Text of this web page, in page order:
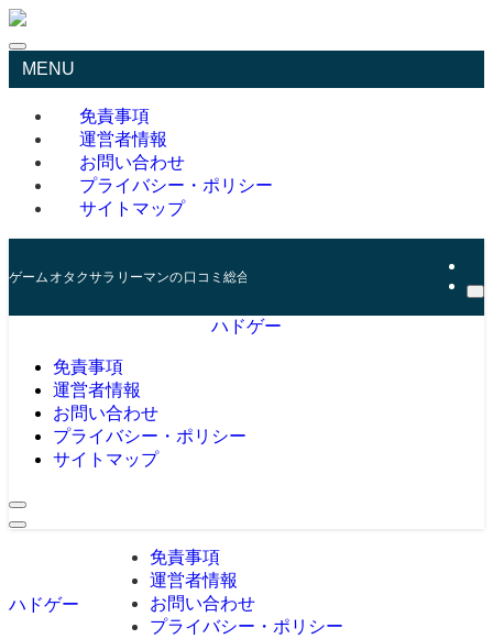
MENU
免責事項
運営者情報
お問い合わせ
プライバシー・ポリシー
サイトマップ
ゲームオタクサラリーマンの口コミ総合サイト
ハドゲー
免責事項
運営者情報
お問い合わせ
プライバシー・ポリシー
サイトマップ
ハドゲー
免責事項
運営者情報
お問い合わせ
プライバシー・ポリシー